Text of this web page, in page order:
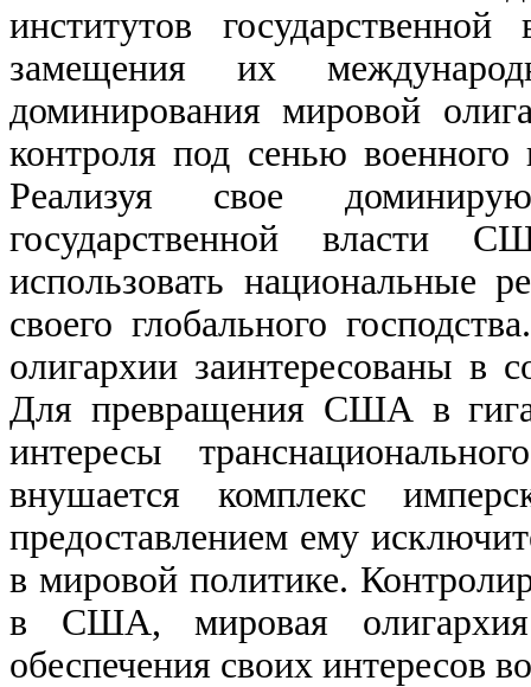
институтов
замещения их
доминирования мировой
контроля под сенью
Реализуя свое
государственной власти
использовать национальные
своего глобального
олигархии заинтересованы в
Для превращения США в
интересы
внушается комплекс
предоставлением ему
в мировой политике.
в США, мировая
обеспечения своих интересов